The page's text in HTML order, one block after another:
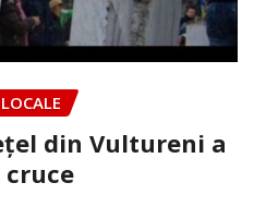
din Vultureni a
cruce